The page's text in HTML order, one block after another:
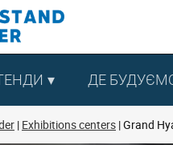
ДЕ
Exhibitions centers Grand